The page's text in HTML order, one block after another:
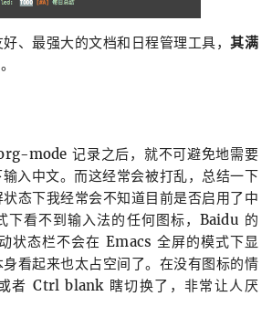
、最强大的文档和日程管理工具，其满
。
mode 记录之后，就不可避免地需要
入中文。而这经常会被打乱，总结一下
态下我经常会不知道目前是否启用了中
下看不到输入法的任何图标，Baidu 的
状态栏不会在 Emacs 全屏的模式下显
看起来也太占空间了。在没有图标的情
者 Ctrl blank 瞎切换了，非常让人厌